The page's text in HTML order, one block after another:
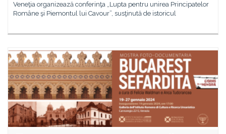
Veneţia organizează conferinţa „Lupta pentru unirea Principatelor
Române şi Piemontul lui Cavour”, susţinută de istoricul